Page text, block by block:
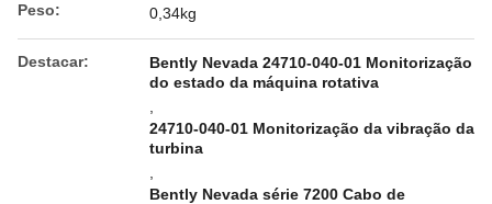
Peso: 0,34kg
Destacar:
Bently Nevada 24710-040-01 Monitorização
do estado da máquina rotativa
24710-040-01 Monitorização da vibração da
turbina
Bently Nevada série 7200 Cabo de